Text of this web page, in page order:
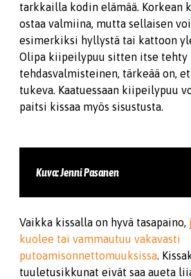
tarkkailla kodin elämää. Korkean
ostaa valmiina, mutta sellaisen
esimerkiksi hyllystä tai kattoon
Olipa kiipeilypuu sitten itse tehty
tehdasvalmisteinen, tärkeää on,
tukeva. Kaatuessaan kiipeilypuu
paitsi kissaa myös sisustusta.
Kuva: Jenni Pasanen
Vaikka kissalla on hyvä tasapaino,
kuolee tai vammautuu vakavasti
putoamisonnettomuuksissa.
tuuletusikkunat eivät saa aueta